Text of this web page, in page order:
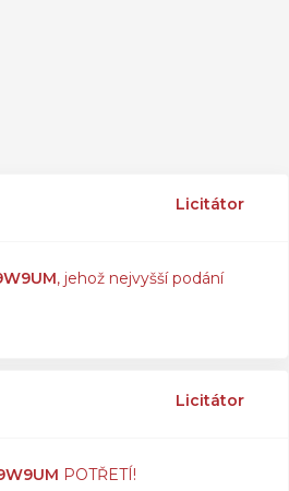
Licitátor
, jehož nejvyšší podání
Licitátor
POTŘETÍ!